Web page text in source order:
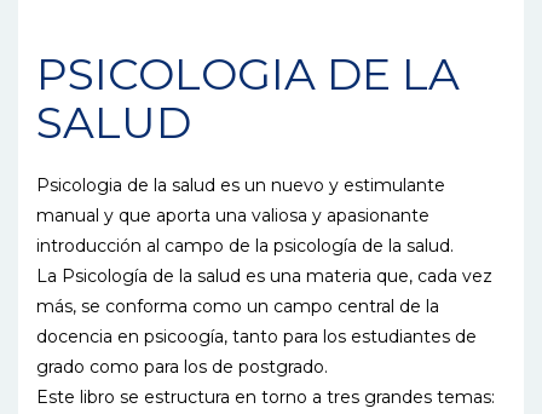
PSICOLOGIA DE LA
SALUD
Psicologia de la salud es un nuevo y estimulante
manual y que aporta una valiosa y apasionante
introducción al campo de la psicología de la salud.
La Psicología de la salud es una materia que, cada vez
más, se conforma como un campo central de la
docencia en psicoogía, tanto para los estudiantes de
grado como para los de postgrado.
Este libro se estructura en torno a tres grandes temas: